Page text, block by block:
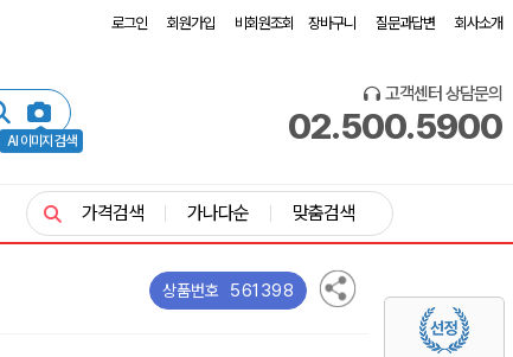
로그인 회원가입 비회원조회 장바구니 질문과답변 회사소개
AI 이미지 검색
고객센터 상담문의
02.500.5900
가격검색 가나다순 맞춤검색
상품번호 561398